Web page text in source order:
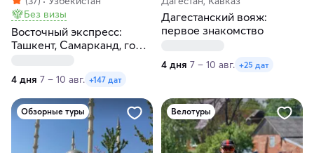
Без визы
Восточный экспресс:
Ташкент, Самарканд, горы,
4 дня 7 – 10 авг. +147 дат
Дагестанский вояж:
первое знакомство
4 дня 7 – 10 авг. +25 дат
Обзорные туры Велотуры